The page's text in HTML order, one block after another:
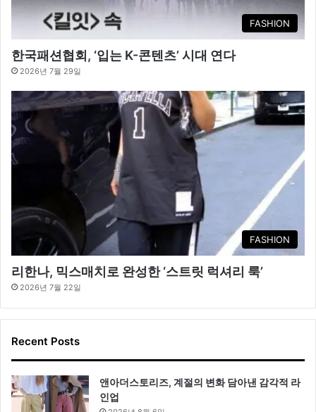
FASHION
한국패션협회, ‘입는 K-콘텐츠’ 시대 연다
2026년 7월 29일
FASHION
리한나, 믹스매치로 완성한 ‘스트릿 럭셔리 룩’
2026년 7월 22일
Recent Posts
앤아더스토리즈, 계절의 변화 담아낸 감각적 라
인업